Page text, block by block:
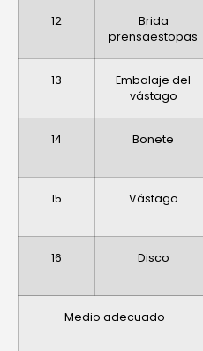
12
Brida
prensaestopas
13
Embalaje del
vástago
14 Bonete
15 Vástago
16 Disco
Medio adecuado